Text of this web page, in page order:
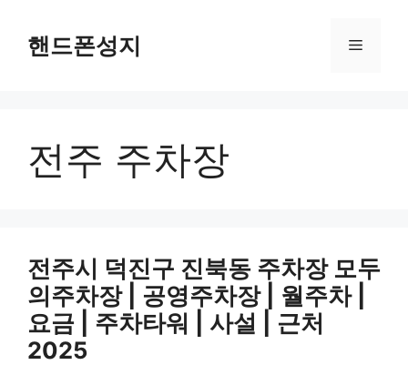
핸드폰성지 메
전주 주차장
전주시 덕진구 진북동 주차장 모두
의주차장 | 공영주차장 | 월주차 |
요금 | 주차타워 | 사설 | 근처
2025